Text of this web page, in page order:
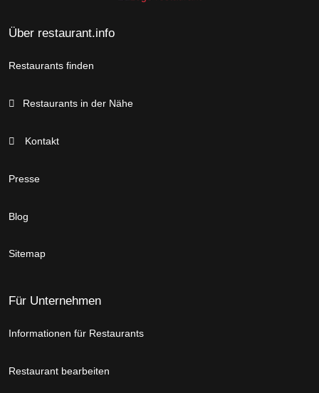
Über restaurant.info
Restaurants finden
Restaurants in der Nähe
Kontakt
Presse
Blog
Sitemap
Für Unternehmen
Informationen für Restaurants
Restaurant bearbeiten